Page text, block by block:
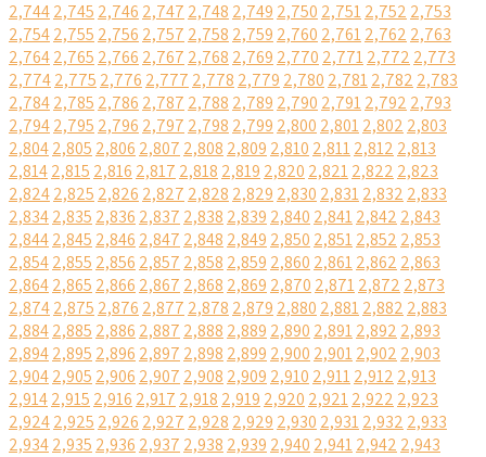
2,7442,745 2,746 2,747 2,748 2,749 2,750 2,7512,752 2,753
2,7542,755 2,756 2,757 2,758 2,759 2,760 2,7612,762 2,763
2,7642,765 2,766 2,767 2,768 2,769 2,770 2,7712,772 2,773
2,7742,775 2,776 2,777 2,778 2,779 2,780 2,7812,782 2,783
2,7842,785 2,786 2,787 2,788 2,789 2,790 2,7912,792 2,793
2,7942,795 2,796 2,797 2,798 2,799 2,800 2,8012,802 2,803
2,8042,805 2,806 2,807 2,808 2,809 2,810 2,8112,812 2,813
2,8142,815 2,816 2,817 2,818 2,819 2,820 2,8212,822 2,823
2,8242,825 2,826 2,827 2,828 2,829 2,830 2,8312,832 2,833
2,8342,835 2,836 2,837 2,838 2,839 2,840 2,8412,842 2,843
2,8442,845 2,846 2,847 2,848 2,849 2,850 2,8512,852 2,853
2,8542,855 2,856 2,857 2,858 2,859 2,860 2,8612,862 2,863
2,8642,865 2,866 2,867 2,868 2,869 2,870 2,8712,872 2,873
2,8742,875 2,876 2,877 2,878 2,879 2,880 2,8812,882 2,883
2,8842,885 2,886 2,887 2,888 2,889 2,890 2,8912,892 2,893
2,8942,895 2,896 2,897 2,898 2,899 2,900 2,9012,902 2,903
2,9042,905 2,906 2,907 2,908 2,909 2,910 2,9112,912 2,913
2,9142,915 2,916 2,917 2,918 2,919 2,920 2,9212,922 2,923
2,9242,925 2,926 2,927 2,928 2,929 2,930 2,9312,932 2,933
2,9342,935 2,936 2,937 2,938 2,939 2,940 2,9412,942 2,943